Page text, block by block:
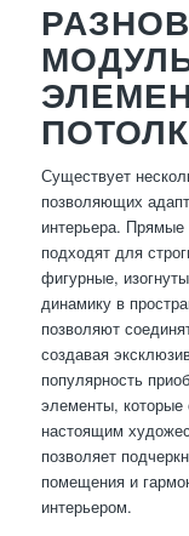
Существует
позволяющих
интерьера.
подходят для
фигурные,
динамику в
позволяют
создавая
популярность
элементы,
настоящим
позволяет
помещения и
интерьером.